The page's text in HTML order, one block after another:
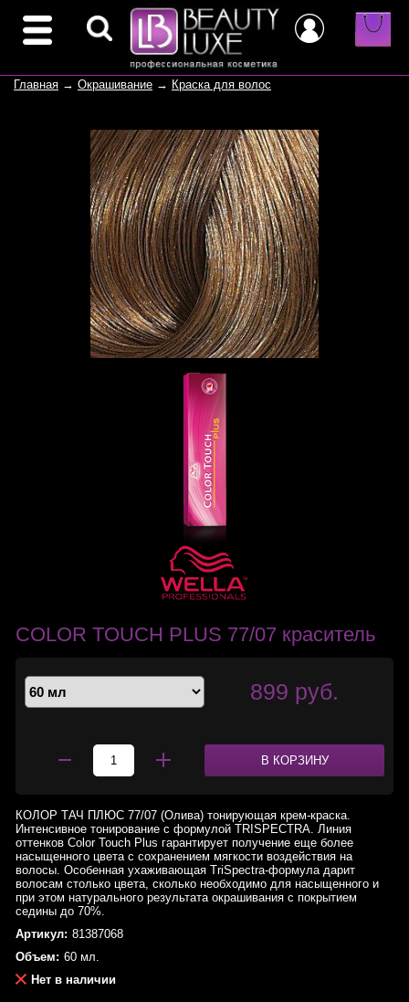
Главная → Окрашивание → Краска для волос
COLOR TOUCH PLUS 77/07 краситель
899 руб.
В КОРЗИНУ
КОЛОР ТАЧ ПЛЮС 77/07 (Олива) тонирующая крем-краска.
Интенсивное тонирование с формулой TRISPECTRA. Линия
оттенков Color Touch Plus гарантирует получение еще более
насыщенного цвета с сохранением мягкости воздействия на
волосы. Особенная ухаживающая TriSpectra-формула дарит
волосам столько цвета, сколько необходимо для насыщенного и
при этом натурального результата окрашивания с покрытием
седины до 70%.
Артикул: 81387068
Объем: 60 мл.
Нет в наличии